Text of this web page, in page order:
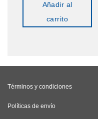
Añadir al
carrito
Términos y condiciones
Políticas de envío